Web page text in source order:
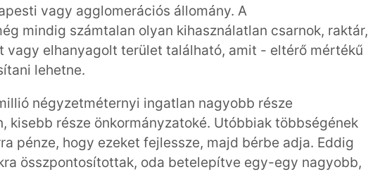
vagy agglomerációs állomány. A
mindig számtalan olyan kihasználatlan csarnok, raktár,
vagy elhanyagolt terület található, amit - eltérő mértékű
lehetne.
négyzetméternyi ingatlan nagyobb része
kisebb része önkormányzatoké. Utóbbiak többségének
pénze, hogy ezeket fejlessze, majd bérbe adja. Eddig
összpontosítottak, oda betelepítve egy-egy nagyobb,